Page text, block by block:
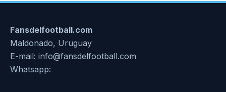
Fansdelfootball.com
Maldonado, Uruguay
E-mail: info@fansdelfootball.com
Whatsapp: